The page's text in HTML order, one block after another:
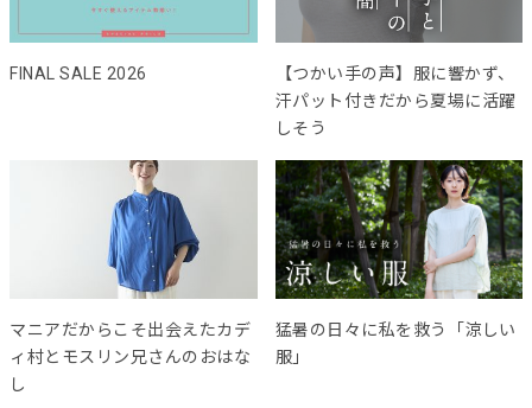
FINAL SALE 2026
【つかい手の声】服に響かず、
汗パット付きだから夏場に活躍
しそう
マニアだからこそ出会えたカデ
ィ村とモスリン兄さんのおはな
し
猛暑の日々に私を救う「涼しい
服」